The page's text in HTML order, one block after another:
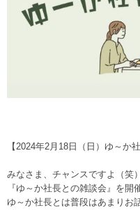
【2024年2月18日（日）ゆ～か
みなさま、チャンスですよ（笑
『ゆ～か社長との雑談会』を
ゆ～か社長とは普段はあまりお